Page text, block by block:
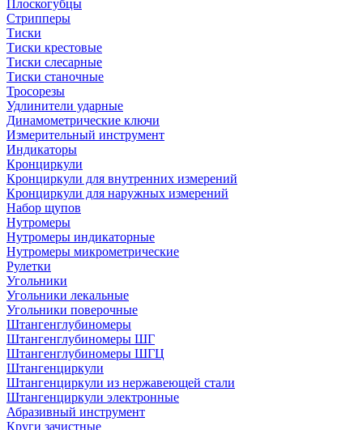
Плоскогубцы
Стрипперы
Тиски
Тиски крестовые
Тиски слесарные
Тиски станочные
Тросорезы
Удлинители ударные
Динамометрические ключи
Измерительный инструмент
Индикаторы
Кронциркули
Кронциркули для внутренних измерений
Кронциркули для наружных измерений
Набор щупов
Нутромеры
Нутромеры индикаторные
Нутромеры микрометрические
Рулетки
Угольники
Угольники лекальные
Угольники поверочные
Штангенглубиномеры
Штангенглубиномеры ШГ
Штангенглубиномеры ШГЦ
Штангенциркули
Штангенциркули из нержавеющей стали
Штангенциркули электронные
Абразивный инструмент
Круги зачистные